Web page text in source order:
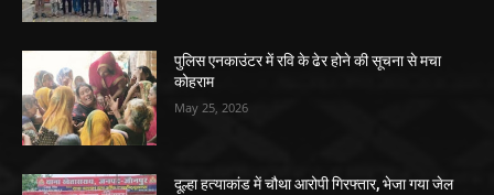
पुलिस एनकाउंटर में रवि के ढेर होने की सूचना से मचा
कोहराम
May 25, 2026
दूल्हा हत्याकांड में चौथा आरोपी गिरफ्तार, भेजा गया जेल